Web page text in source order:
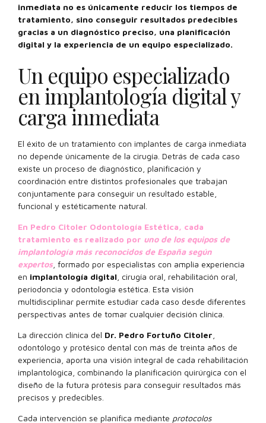
inmediata no es únicamente reducir los tiempos de
tratamiento, sino conseguir resultados predecibles
gracias a un diagnóstico preciso, una planificación
digital y la experiencia de un equipo especializado.
Un equipo especializado
en implantología digital y
carga inmediata
El éxito de un tratamiento con implantes de carga inmediata
no depende únicamente de la cirugía. Detrás de cada caso
existe un proceso de diagnóstico, planificación y
coordinación entre distintos profesionales que trabajan
conjuntamente para conseguir un resultado estable,
funcional y estéticamente natural.
En Pedro Citoler Odontología Estética, cada
tratamiento es realizado por uno de los equipos de
implantología más reconocidos de España según
expertos, formado por especialistas con amplia experiencia
en implantología digital , cirugía oral, rehabilitación oral,
periodoncia y odontología estética. Esta visión
multidisciplinar permite estudiar cada caso desde diferentes
perspectivas antes de tomar cualquier decisión clínica.
La dirección clínica del Dr. Pedro Fortuño Citoler
odontólogo y protésico dental con más de treinta años de
experiencia, aporta una visión integral de cada rehabilitación
implantológica, combinando la planificación quirúrgica con el
diseño de la futura prótesis para conseguir resultados más
precisos y predecibles.
Cada intervención se planifica mediante protocolos